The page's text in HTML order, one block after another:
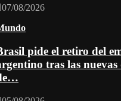
07/08/2026
pide el retiro del
tras las nuevas